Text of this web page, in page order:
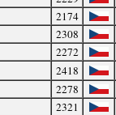
2174
2308
2272
2418
2278
2321